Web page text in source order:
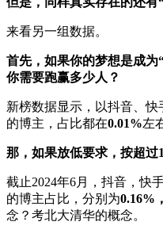
来看另一组数据。
首先，如果你的梦想是成为
你需要跑赢多少人？
新榜数据显示，以抖音、
的博主，占比都在0.01%左
那，如果放低要求，按超过
截止2024年6月，抖音，快
的博主占比，分别为0.16%
念？考北大清华的概念。